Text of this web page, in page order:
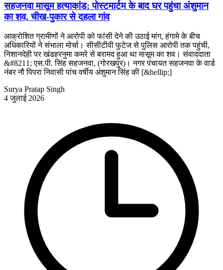
सहजनवा मासूम हत्याकांड: पोस्टमार्टम के बाद घर पहुंचा अंशुमान
का शव, चीख-पुकार से दहला गांव
आक्रोशित ग्रामीणों ने आरोपी को फांसी देने की उठाई मांग, हंगामे के बीच
अधिकारियों ने संभाला मोर्चा। सीसीटीवी फुटेज से पुलिस आरोपी तक पहुंची,
निशानदेही पर खंडहरनुमा कमरे से बरामद हुआ था मासूम का शव। संवाददाता
&#8211; एस.पी. सिंह सहजनवा, (गोरखपुर)। नगर पंचायत सहजनवा के वार्ड
नंबर नौ पिपरा निवासी पांच वर्षीय अंशुमान सिंह की [&hellip;]
Surya Pratap Singh
4 जुलाई 2026